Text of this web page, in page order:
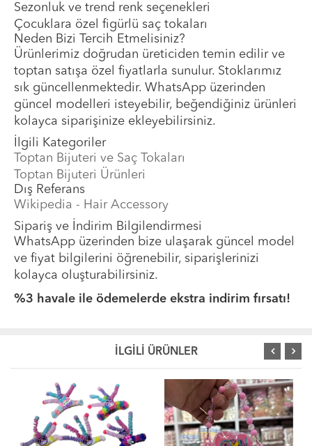
Sezonluk ve trend renk seçenekleri
Çocuklara özel figürlü saç tokaları
Neden Bizi Tercih Etmelisiniz?
Ürünlerimiz doğrudan üreticiden temin edilir ve
toptan satışa özel fiyatlarla sunulur. Stoklarımız
sık güncellenmektedir. WhatsApp üzerinden
güncel modelleri isteyebilir, beğendiğiniz ürünleri
kolayca siparişinize ekleyebilirsiniz.
İlgili Kategoriler
Toptan Bijuteri ve Saç Tokaları
Toptan Bijuteri Ürünleri
Dış Referans
Wikipedia - Hair Accessory
Sipariş ve İndirim Bilgilendirmesi
WhatsApp üzerinden bize ulaşarak güncel model
ve fiyat bilgilerini öğrenebilir, siparişlerinizi
kolayca oluşturabilirsiniz.
%3 havale ile ödemelerde ekstra indirim fırsatı!
İLGİLİ ÜRÜNLER